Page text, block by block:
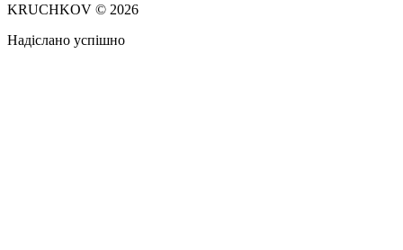
KRUCHKOV © 2026
Надіслано успішно